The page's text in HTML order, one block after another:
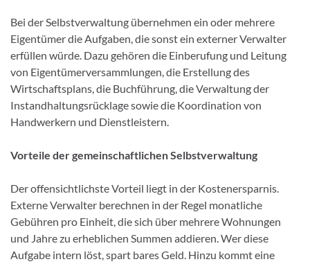
Bei der Selbstverwaltung übernehmen ein oder mehrere
Eigentümer die Aufgaben, die sonst ein externer Verwalter
erfüllen würde. Dazu gehören die Einberufung und Leitung
von Eigentümerversammlungen, die Erstellung des
Wirtschaftsplans, die Buchführung, die Verwaltung der
Instandhaltungsrücklage sowie die Koordination von
Handwerkern und Dienstleistern.
Vorteile der gemeinschaftlichen Selbstverwaltung
Der offensichtlichste Vorteil liegt in der Kostenersparnis.
Externe Verwalter berechnen in der Regel monatliche
Gebühren pro Einheit, die sich über mehrere Wohnungen
und Jahre zu erheblichen Summen addieren. Wer diese
Aufgabe intern löst, spart bares Geld. Hinzu kommt eine